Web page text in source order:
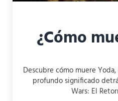
¿Cómo
Descubre cómo muere
profundo significado
Wars: El